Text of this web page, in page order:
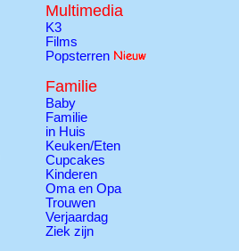
Multimedia
K3
Films
Popsterren
Familie
Baby
Familie
in Huis
Keuken/Eten
Cupcakes
Kinderen
Oma en Opa
Trouwen
Verjaardag
Ziek zijn